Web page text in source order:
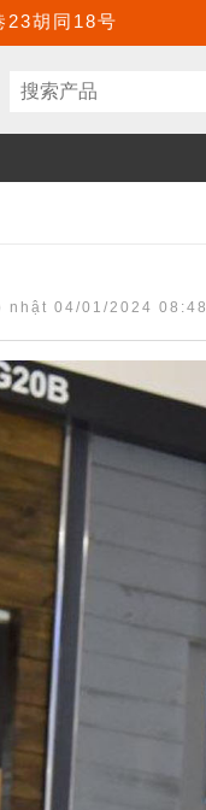
23胡同18号
nhật 04/01/2024 08:48